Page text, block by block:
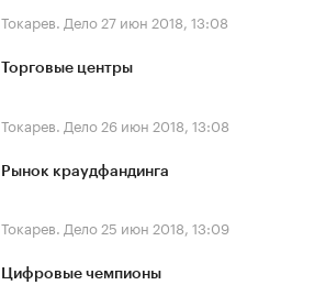
Токарев. Дело 27 июн 2018, 13:08
Торговые центры
Токарев. Дело 26 июн 2018, 13:08
Рынок краудфандинга
Токарев. Дело 25 июн 2018, 13:09
Цифровые чемпионы